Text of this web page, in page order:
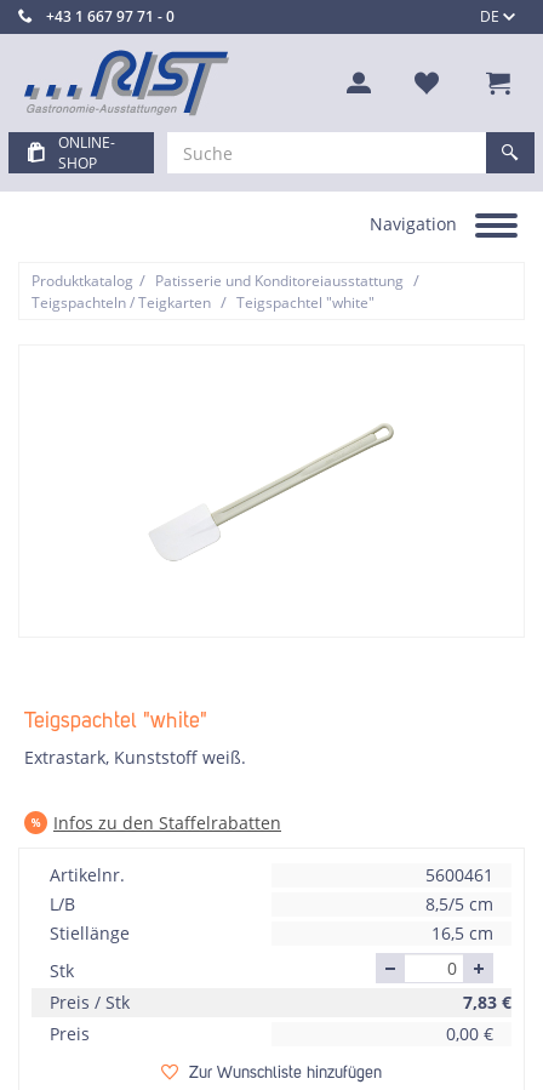
DE
+43 1 667 97 71 - 0
ONLINE-
SHOP
Toggle
Navigation
Produktkatalog / Patisserie und Konditoreiausstattung /
Teigspachteln / Teigkarten / Teigspachtel "white"
Teigspachtel "white"
Extrastark, Kunststoff weiß.
Infos zu den Staffelrabatten
Artikelnr.
5600461
L/B
8,5/5 cm
Stiellänge
16,5 cm
Stk
Preis / Stk
7,83 €
Preis
0,00 €
Zur Wunschliste hinzufügen